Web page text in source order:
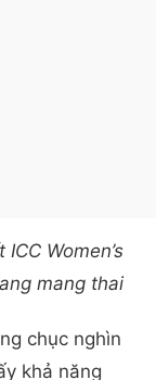
Women’s
chục nghìn